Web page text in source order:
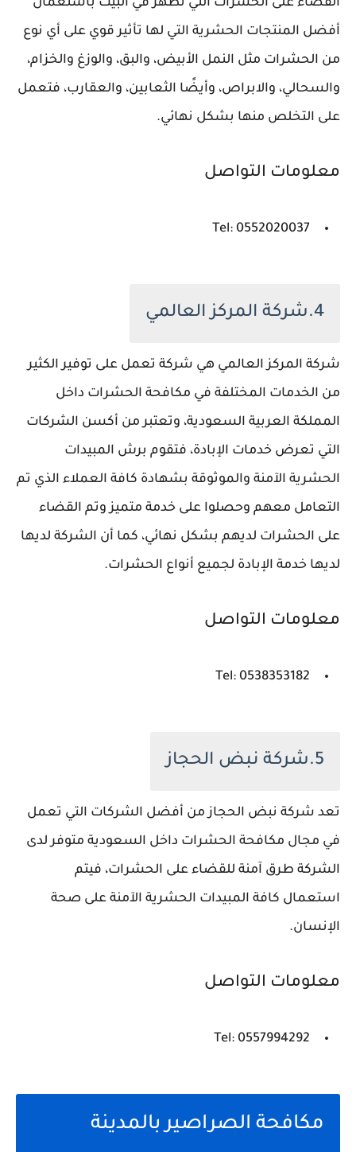
القضاء على الحشرات التي تظهر في البيت باستعمال
أفضل المنتجات الحشرية التي لها تأثير قوي على أي نوع
من الحشرات مثل النمل الأبيض، والبق، والوزغ والخزام،
والسحالي، والابراص، وأيضًا الثعابين، والعقارب، فتعمل
على التخلص منها بشكل نهائي.
معلومات التواصل
Tel: 0552020037
4.شركة المركز العالمي
شركة المركز العالمي هي شركة تعمل على توفير الكثير
من الخدمات المختلفة في مكافحة الحشرات داخل
المملكة العربية السعودية، وتعتبر من أكسن الشركات
التي تعرض خدمات الإبادة، فتقوم برش المبيدات
الحشرية الآمنة والموثوقة بشهادة كافة العملاء الذي تم
التعامل معهم وحصلوا على خدمة متميز وتم القضاء
على الحشرات لديهم بشكل نهائي، كما أن الشركة لديها
لديها خدمة الإبادة لجميع أنواع الحشرات.
معلومات التواصل
Tel: 0538353182
5.شركة نبض الحجاز
تعد شركة نبض الحجاز من أفضل الشركات التي تعمل
في مجال مكافحة الحشرات داخل السعودية متوفر لدى
الشركة طرق آمنة للقضاء على الحشرات، فيتم
استعمال كافة المبيدات الحشرية الآمنة على صحة
الإنسان.
معلومات التواصل
Tel: 0557994292
مكافحة الصراصير بالمدينة